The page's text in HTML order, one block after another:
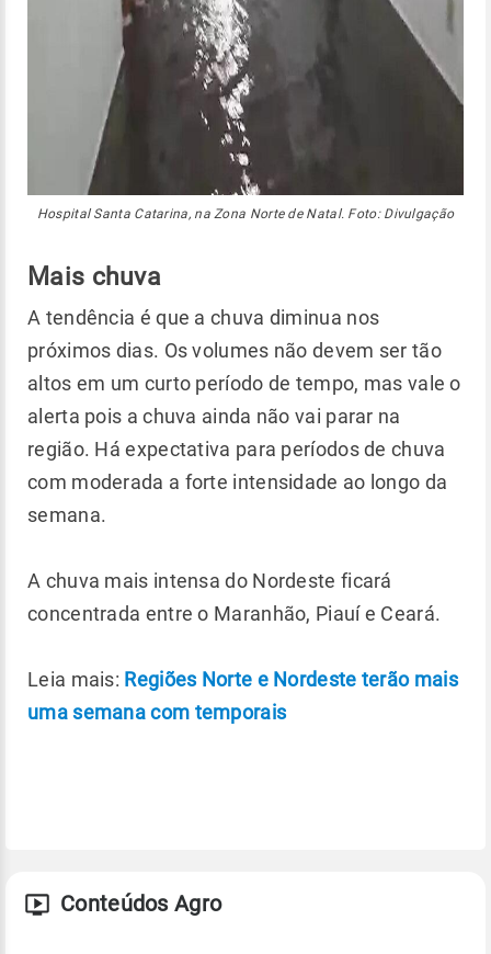
Hospital Santa Catarina, na Zona Norte de Natal. Foto: Divulgação
Mais chuva
A tendência é que a chuva diminua nos
próximos dias. Os volumes não devem ser tão
altos em um curto período de tempo, mas vale o
alerta pois a chuva ainda não vai parar na
região. Há expectativa para períodos de chuva
com moderada a forte intensidade ao longo da
semana.
A chuva mais intensa do Nordeste ficará
concentrada entre o Maranhão, Piauí e Ceará.
Leia mais: Regiões Norte e Nordeste terão mais
uma semana com temporais
Conteúdos Agro